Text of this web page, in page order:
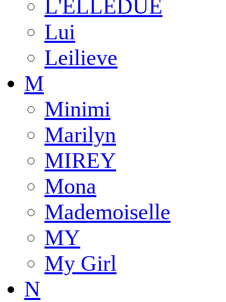
L'ELLEDUE
Lui
Leilieve
M
Minimi
Marilyn
MIREY
Mona
Mademoiselle
MY
My Girl
N